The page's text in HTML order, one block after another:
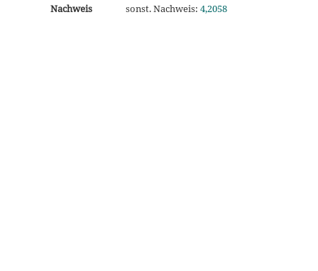
Nachweis sonst. Nachweis: 4,2058